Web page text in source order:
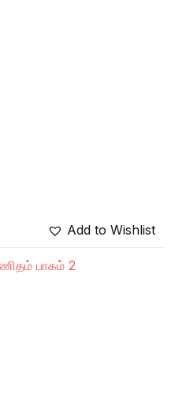
Add to Wishlist